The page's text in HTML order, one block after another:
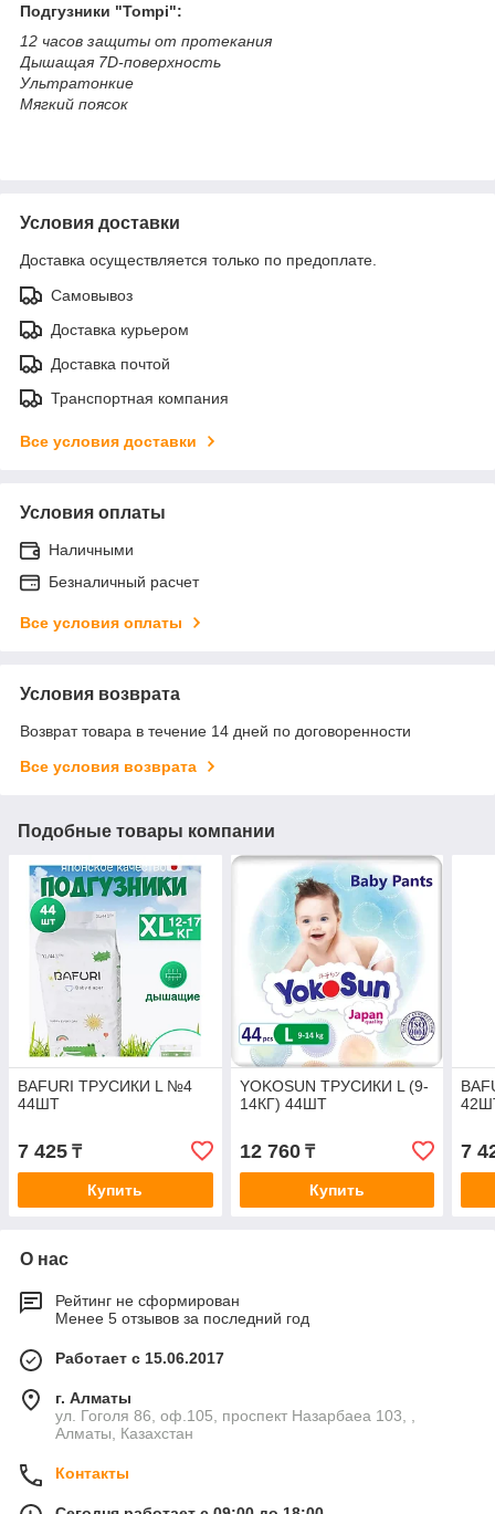
Подгузники "Tompi":
12 часов защиты от протекания
Дышащая 7D-поверхность
Ультратонкие
Мягкий поясок
Условия доставки
Доставка осуществляется только по предоплате.
Самовывоз
Доставка курьером
Доставка почтой
Транспортная компания
Все условия доставки
Условия оплаты
Наличными
Безналичный расчет
Все условия оплаты
Условия возврата
Возврат товара в течение 14 дней по договоренности
Все условия возврата
Подобные товары компании
BAFURI ТРУСИКИ L №4
44ШТ
7 425 ₸
Купить
YOKOSUN ТРУСИКИ L (9-
14КГ) 44ШТ
12 760₸
Купить
7
О нас
Рейтинг не сформирован
Менее 5 отзывов за последний год
Работает с 15.06.2017
г. Алматы
ул. Гоголя 86, оф.105, проспект Назарбаеа 103, ,
Алматы, Казахстан
Контакты